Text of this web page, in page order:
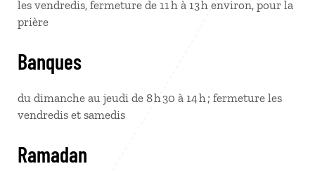
les vendredis, fermeture de 11 h à 13 h environ, pour la
prière
Banques
du dimanche au jeudi de 8 h 30 à 14 h ; fermeture les
vendredis et samedis
Ramadan